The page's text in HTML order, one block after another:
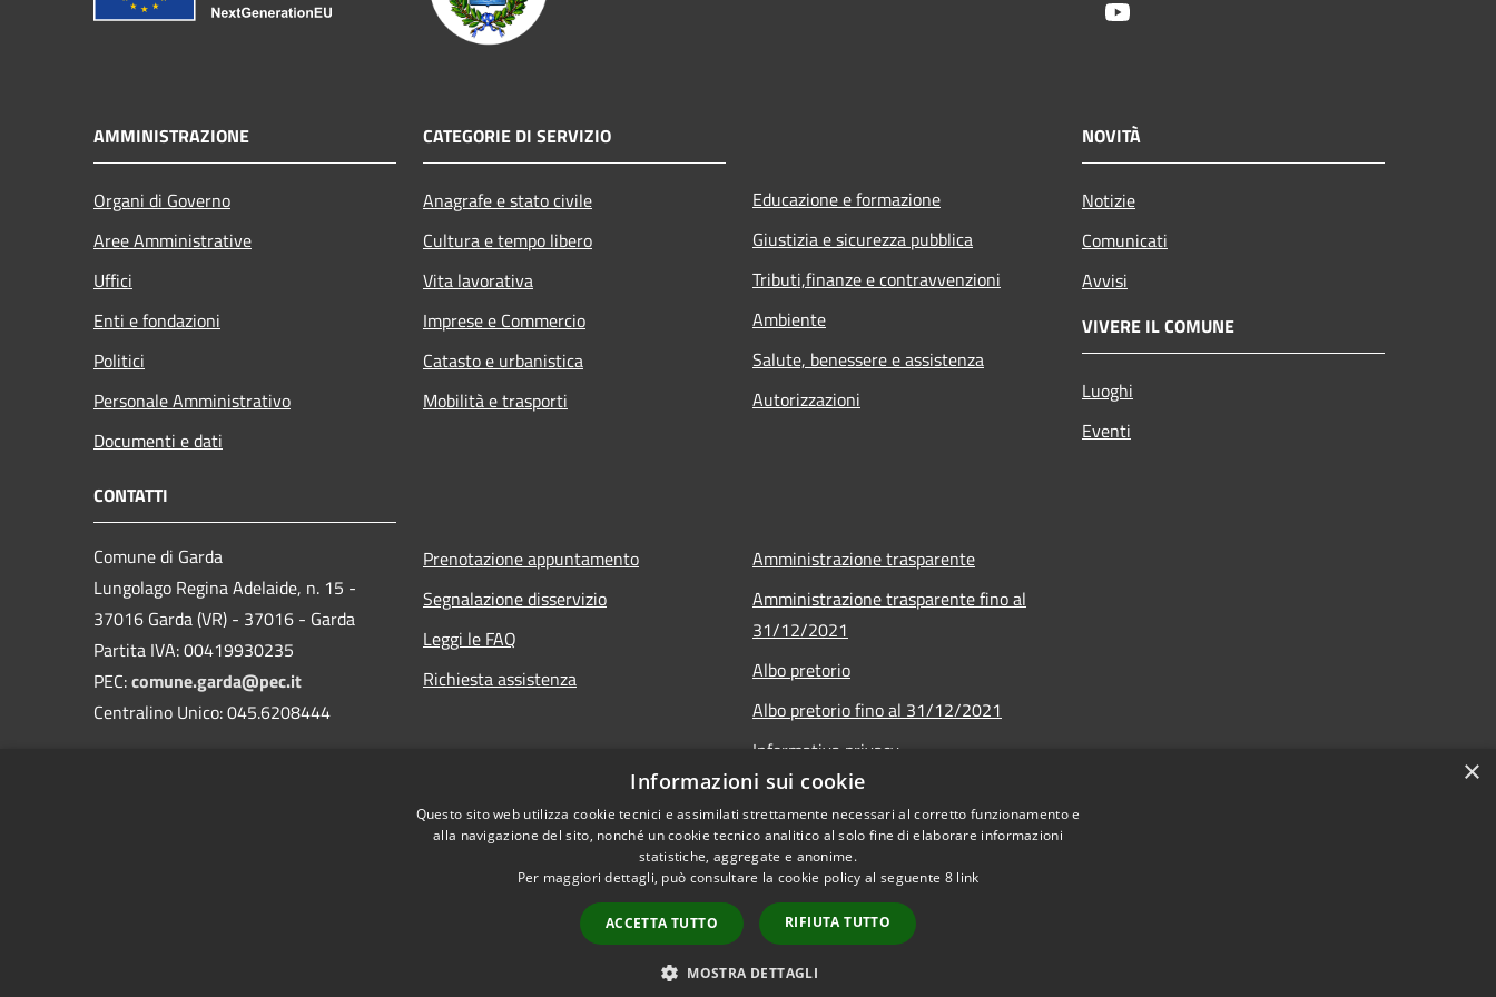
AMMINISTRAZIONE
Organi di Governo
Aree Amministrative
Uffici
Enti e fondazioni
Politici
Personale Amministrativo
Documenti e dati
CATEGORIE DI SERVIZIO
Anagrafe e stato civile
Cultura e tempo libero
Vita lavorativa
Imprese e Commercio
Catasto e urbanistica
Mobilità e trasporti
Educazione e formazione
Giustizia e sicurezza pubblica
Tributi,finanze e contravvenzioni
Ambiente
Salute, benessere e assistenza
Autorizzazioni
NOVITÀ
Notizie
Comunicati
Avvisi
VIVERE IL COMUNE
Luoghi
Eventi
CONTATTI
Comune di Garda
Lungolago Regina Adelaide, n. 15 -
37016 Garda (VR) - 37016 - Garda
Partita IVA: 00419930235
PEC:comune.garda@pec.it
Centralino Unico: 045.6208444
Prenotazione appuntamento
Segnalazione disservizio
Leggi le FAQ
Richiesta assistenza
Amministrazione trasparente
Amministrazione trasparente fino al
31/12/2021
Albo pretorio
Albo pretorio fino al 31/12/2021
Informativa privacy
Note legali
Dichiarazione di accessibilità
Copyright © 2026 • Comune di Garda • Powered by
×
Informazioni sui cookie
Questo sito web utilizza cookie tecnici e assimilati strettamente necessari al corretto funzionamento e
alla navigazione del sito, nonché un cookie tecnico analitico al solo fine di elaborare informazioni
statistiche, aggregate e anonime.
Per maggiori dettagli, può consultare la cookie policy al seguente 8 link
ACCETTA TUTTO RIFIUTA TUTTO
MOSTRA DETTAGLI